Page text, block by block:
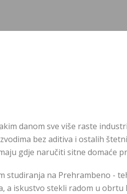
danom sve više raste
bez aditiva i ostalih
gdje naručiti sitne domaće
studiranja na Prehrambeno -
a iskustvo stekli radom u obrtu